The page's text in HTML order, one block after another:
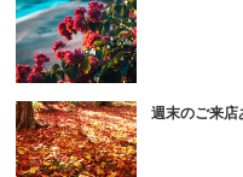
週末のご来